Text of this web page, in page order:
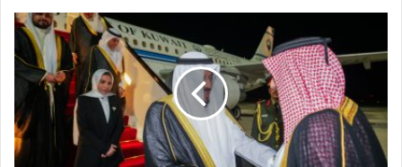
ضباط
الوزراء
الدوحة
ممثلاً
لسمو
الأمير